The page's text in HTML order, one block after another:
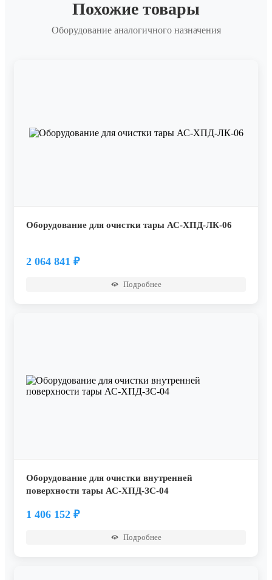
Похожие товары
Оборудование аналогичного назначения
Оборудование для очистки тары АС-ХПД-ЛК-06
2 064 841 ₽
Подробнее
Оборудование для очистки внутренней
поверхности тары АС-ХПД-ЗС-04
1 406 152 ₽
Подробнее